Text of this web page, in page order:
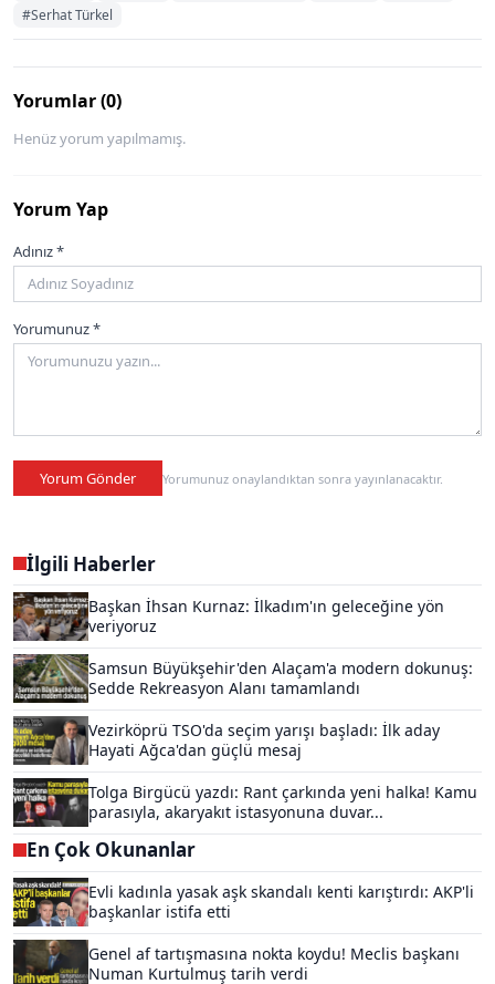
#Serhat Türkel
Yorumlar (0)
Henüz yorum yapılmamış.
Yorum Yap
Adınız *
Yorumunuz *
Yorum Gönder Yorumunuz onaylandıktan sonra yayınlanacaktır.
İlgili Haberler
Başkan İhsan Kurnaz: İlkadım'ın geleceğine yön
veriyoruz
Samsun Büyükşehir'den Alaçam'a modern dokunuş:
Sedde Rekreasyon Alanı tamamlandı
Vezirköprü TSO'da seçim yarışı başladı: İlk aday
Hayati Ağca'dan güçlü mesaj
Tolga Birgücü yazdı: Rant çarkında yeni halka! Kamu
parasıyla, akaryakıt istasyonuna duvar...
En Çok Okunanlar
Evli kadınla yasak aşk skandalı kenti karıştırdı: AKP'li
başkanlar istifa etti
Genel af tartışmasına nokta koydu! Meclis başkanı
Numan Kurtulmuş tarih verdi